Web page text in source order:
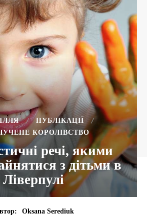
ПУБЛІКАЦІЇ
КОРОЛІВСТВО
речі, якими
з дітьми в
Ліверпулі
Oksana Serediuk